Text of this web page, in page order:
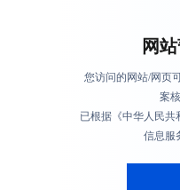
网
您访问的网站/网页
案
已根据《中华人民共
信息服